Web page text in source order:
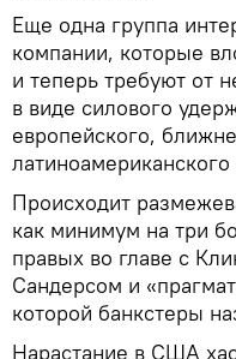
Еще одна группа
компании, которые
и теперь требуют от
в виде силового
европейского,
Происходит
как минимум на три
правых во главе с
Сандерсом и
которой банкстеры
Нарастание в США